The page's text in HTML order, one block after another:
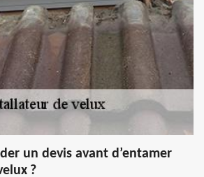
un devis avant d’entamer
?